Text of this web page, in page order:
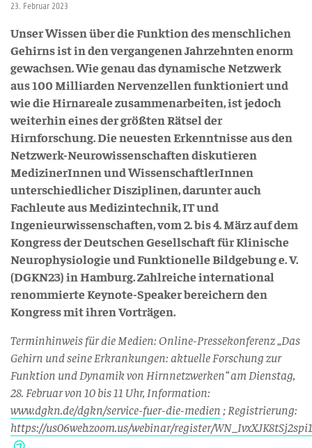
23. Februar 2023
Unser Wissen über die Funktion des menschlichen
Gehirns ist in den vergangenen Jahrzehnten enorm
gewachsen. Wie genau das dynamische Netzwerk
aus 100 Milliarden Nervenzellen funktioniert und
wie die Hirnareale zusammenarbeiten, ist jedoch
weiterhin eines der größten Rätsel der
Hirnforschung. Die neuesten Erkenntnisse aus den
Netzwerk-Neurowissenschaften diskutieren
MedizinerInnen und WissenschaftlerInnen
unterschiedlicher Disziplinen, darunter auch
Fachleute aus Medizintechnik, IT und
Ingenieurwissenschaften, vom 2. bis 4. März auf dem
Kongress der Deutschen Gesellschaft für Klinische
Neurophysiologie und Funktionelle Bildgebung e. V.
(DGKN23) in Hamburg. Zahlreiche international
renommierte Keynote-Speaker bereichern den
Kongress mit ihren Vorträgen.
Terminhinweis für die Medien: Online-Pressekonferenz „Das
Gehirn und seine Erkrankungen: aktuelle Forschung zur
Funktion und Dynamik von Hirnnetzwerken“ am Dienstag,
28. Februar von 10 bis 11 Uhr, Information:
www.dgkn.de/dgkn/service-fuer-die-medien; Registrierung:
https://us06web.zoom.us/webinar/register/